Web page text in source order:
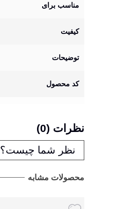
مناسب برای
کیفیت
توضیحات
کد محصول
نظرات (0)
نظر شما چیست؟
محصولات مشابه